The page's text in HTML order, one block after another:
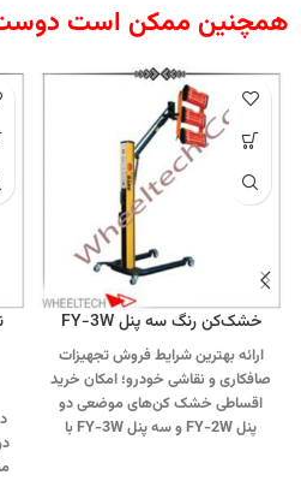
همچنین ممکن است
خشک‌کن رنگ سه پنل FY-3W
ارائه بهترین شرایط فروش تجهیزات
صافکاری و نقاشی خودرو؛ امکان خرید
اقساطی خشک‌ کن‌های موضعی دو
پنل FY-2W و سه پنل FY-3W با